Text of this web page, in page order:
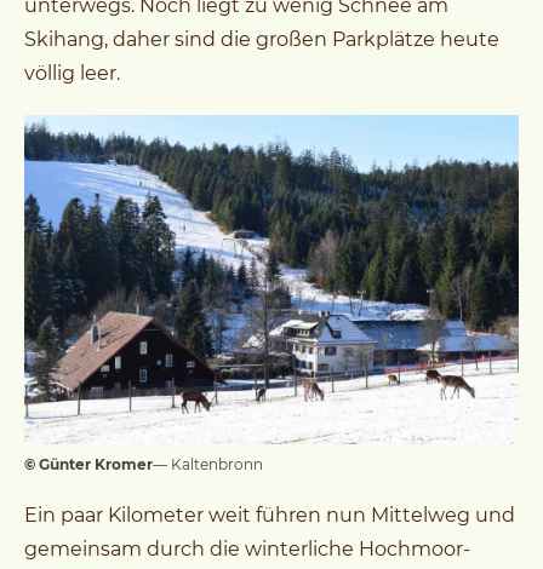
unterwegs. Noch liegt zu wenig Schnee am
Skihang, daher sind die großen Parkplätze heute
völlig leer.
© Günter Kromer— Kaltenbronn
Ein paar Kilometer weit führen nun Mittelweg und
gemeinsam durch die winterliche Hochmoor-